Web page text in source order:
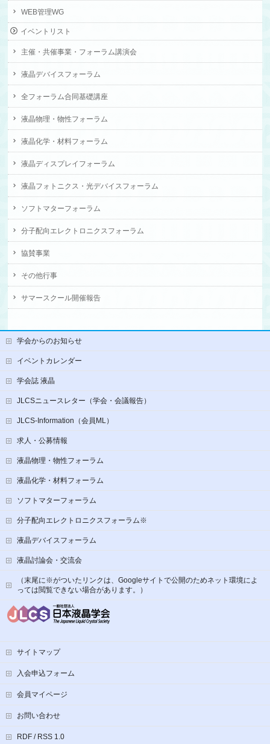
WEB管理WG
イベントリスト
主催・共催事業・フォーラム講演会
液晶デバイスフォーラム
全フォーラム合同基礎講座
液晶物理・物性フォーラム
液晶化学・材料フォーラム
液晶ディスプレイフォーラム
液晶フォトニクス・光デバイスフォーラム
ソフトマターフォーラム
分子配向エレクトロニクスフォーラム
協賛事業
その他行事
サマースクール開催報告
学会からのお知らせ
イベントカレンダー
学会誌 液晶
JLCSニュースレター（学会・会議報告）
JLCS-Information（会員ML）
求人・公募情報
液晶物理・物性フォーラム
液晶化学・材料フォーラム
ソフトマターフォーラム
分子配向エレクトロニクスフォーラム※
液晶デバイスフォーラム
液晶討論会・交流会
（末尾に※がついたリンクは、Googleサイトで公開のためネット環境によ
っては閲覧できない場合があります。）
サイトマップ
入会申込フォーム
会員マイページ
お問い合わせ
RDF / RSS 1.0